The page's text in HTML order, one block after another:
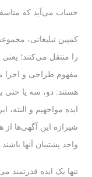
حساب می‌آید که
کمپین تبلیغاتی،
را منتقل می‌کنند؛
مفهوم طراحی و اجرا
هستند: دو، سه یا حتی
ایده مواجهیم و
شیرازه‌ این آگهی‌ها
واحد پشتیبان آنها باشند.
تنها یک ایده‌ قدرتمند